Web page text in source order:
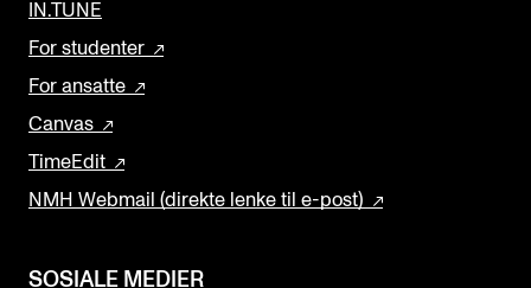
IN.TUNE
For studenter
For ansatte
Canvas
TimeEdit
NMH Webmail (direkte lenke til e-post)
SOSIALE MEDIER